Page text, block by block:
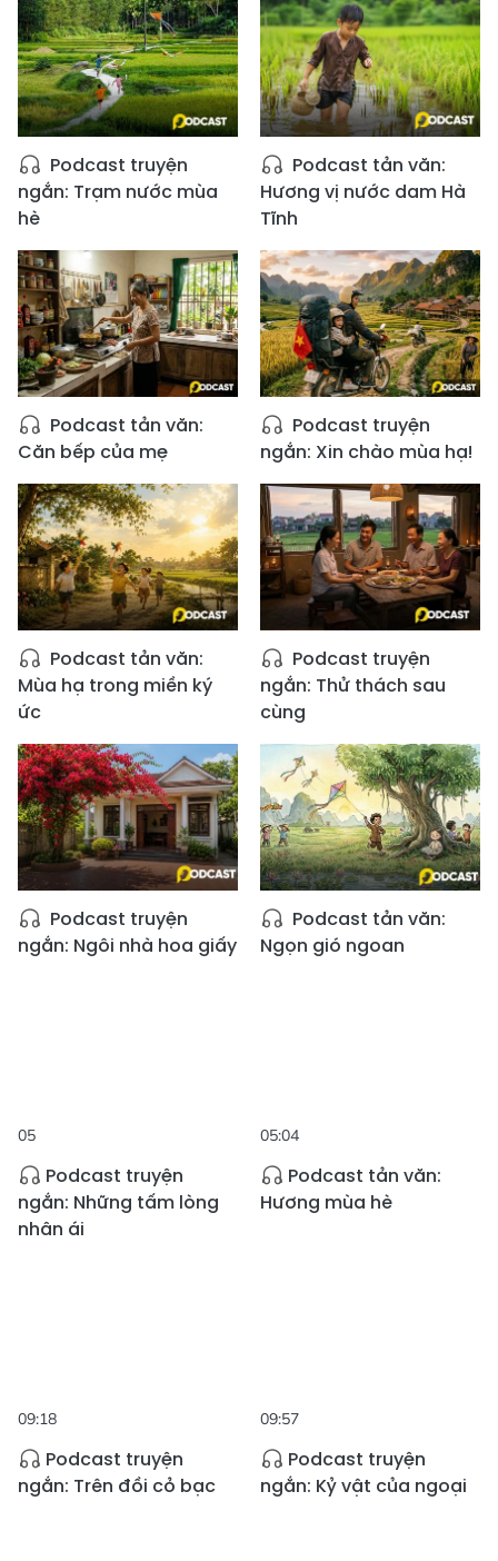
Podcast truyện
ngắn: Trạm nước mùa
hè
Podcast tản văn:
Hương vị nước dam Hà
Tĩnh
Podcast tản văn:
Căn bếp của mẹ
Podcast truyện
ngắn: Xin chào mùa hạ!
Podcast tản văn:
Mùa hạ trong miền ký
ức
Podcast truyện
ngắn: Thử thách sau
cùng
Podcast truyện
ngắn: Ngôi nhà hoa giấy
Podcast tản văn:
Ngọn gió ngoan
05
Podcast truyện
ngắn: Những tấm lòng
nhân ái
05:04
Podcast tản văn:
Hương mùa hè
09:18
Podcast truyện
ngắn: Trên đồi cỏ bạc
09:57
Podcast truyện
ngắn: Kỷ vật của ngoại